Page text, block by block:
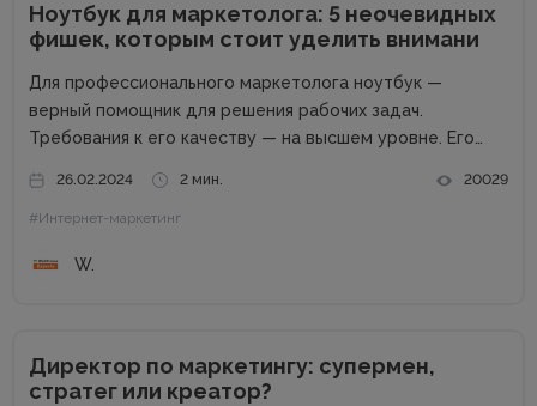
Ноутбук для маркетолога: 5 неочевидных
фишек, которым стоит уделить внимани
Для профессионального маркетолога ноутбук —
верный помощник для решения рабочих задач.
Требования к его качеству — на высшем уровне. Его
успехам. Добротный комплект «железа» — даже не
обсуждается. Без продвинутого процессора, топовой
26.02.2024 2 мин. 20029
#Интернет-маркетинг
W.
Директор по маркетингу: супермен,
стратег или креатор?